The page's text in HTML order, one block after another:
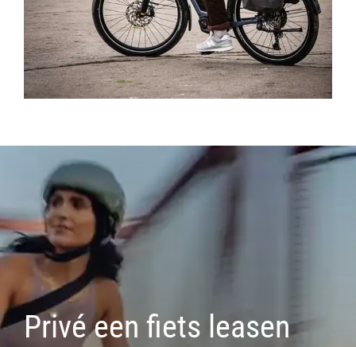
Privé een fiets leasen